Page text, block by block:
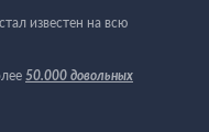
известен на всю
50.000 довольных